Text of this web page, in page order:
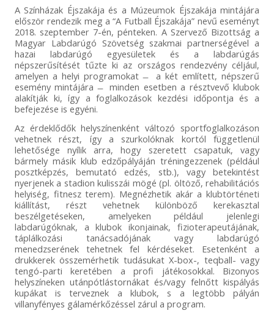
A Színházak Éjszakája és a Múzeumok Éjszakája mintájára
először rendezik meg a “A Futball Éjszakája” nevű eseményt
2018. szeptember 7-én, pénteken. A Szervező Bizottság a
Magyar Labdarúgó Szövetség szakmai partnerségével a
hazai labdarúgó egyesületek és a labdarúgás
népszerűsítését tűzte ki az országos rendezvény céljául,
amelyen a helyi programokat ̶ a két említett, népszerű
esemény mintájára ̶ minden esetben a résztvevő klubok
alakítják ki, így a foglalkozások kezdési időpontja és a
befejezése is egyéni.
Az érdeklődők helyszínenként változó sportfoglalkozáson
vehetnek részt, így a szurkolóknak kortól függetlenül
lehetősége nyílik arra, hogy szeretett csapatuk, vagy
bármely másik klub edzőpályáján tréningezzenek (például
posztképzés, bemutató edzés, stb.), vagy betekintést
nyerjenek a stadion kulisszái mögé (pl. öltöző, rehabilitációs
helyiség, fitnesz terem). Megnézhetik akár a klubtörténeti
kiállítást, részt vehetnek különböző kerekasztal
beszélgetéseken, amelyeken például jelenlegi
labdarúgóknak, a klubok ikonjainak, fizioterapeutájának,
táplálkozási tanácsadójának vagy labdarúgó
menedzserének tehetnek fel kérdéseket. Esetenként a
drukkerek összemérhetik tudásukat X-box-, teqball- vagy
tengó-parti keretében a profi játékosokkal. Bizonyos
helyszíneken utánpótlástornákat és/vagy felnőtt kispályás
kupákat is terveznek a klubok, s a legtöbb pályán
villanyfényes gálamérkőzéssel zárul a program.